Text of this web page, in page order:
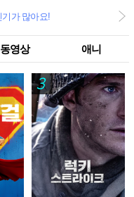
가 많아요!
동영상 애니
3